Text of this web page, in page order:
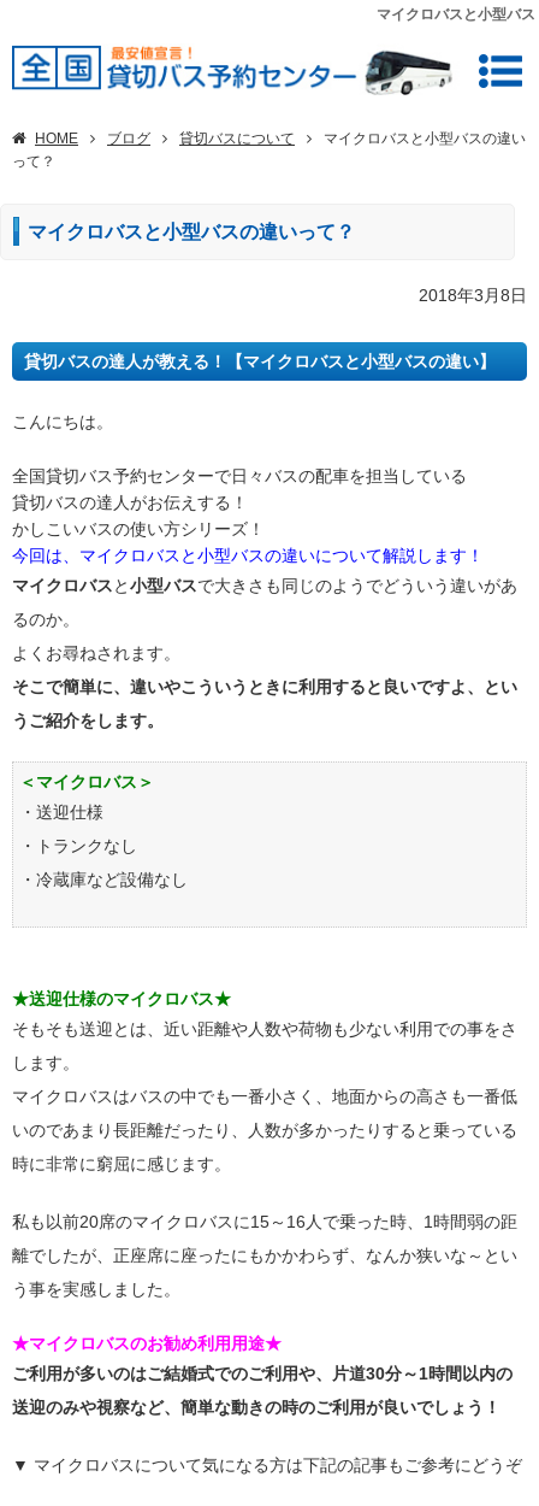
マイクロバスと小型バス
HOME ブログ 貸切バスについて
マイクロバスと小型バスの違い
って？
マイクロバスと小型バスの違いって？
2018年3月8日
貸切バスの達人が教える！【マイクロバスと小型バスの違い】
こんにちは。
全国貸切バス予約センターで日々バスの配車を担当している
貸切バスの達人がお伝えする！
かしこいバスの使い方シリーズ！
今回は、マイクロバスと小型バスの違いについて解説します！
マイクロバスと小型バスで大きさも同じのようでどういう違いがあ
るのか。
よくお尋ねされます。
そこで簡単に、違いやこういうときに利用すると良いですよ、とい
うご紹介をします。
＜マイクロバス＞
・送迎仕様
・トランクなし
・冷蔵庫など設備なし
★送迎仕様のマイクロバス★
そもそも送迎とは、近い距離や人数や荷物も少ない利用での事をさ
します。
マイクロバスはバスの中でも一番小さく、地面からの高さも一番低
いのであまり長距離だったり、人数が多かったりすると乗っている
時に非常に窮屈に感じます。
私も以前20席のマイクロバスに15～16人で乗った時、1時間弱の距
離でしたが、正座席に座ったにもかかわらず、なんか狭いな～とい
う事を実感しました。
★マイクロバスのお勧め利用用途★
ご利用が多いのはご結婚式でのご利用や、片道30分～1時間以内の
送迎のみや視察など、簡単な動きの時のご利用が良いでしょう！
▼ マイクロバスについて気になる方は下記の記事もご参考にどうぞ